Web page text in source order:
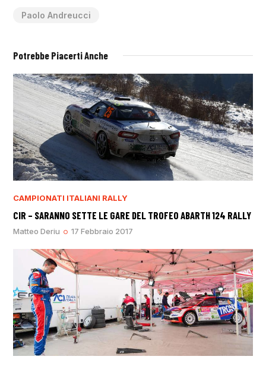
Paolo Andreucci
Potrebbe Piacerti Anche
CAMPIONATI ITALIANI RALLY
CIR – SARANNO SETTE LE GARE DEL TROFEO ABARTH 124 RALLY
Matteo Deriu 17 Febbraio 2017